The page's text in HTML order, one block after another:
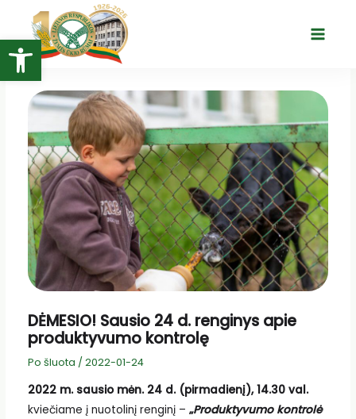
Open toolbar
turinio
Main
DĖMESIO! Sausio 24 d. renginys apie
produktyvumo kontrolę
Po šluota / 2022-01-24
2022 m. sausio mėn. 24 d. (pirmadienį), 14.30 val.
kviečiame į nuotolinį renginį – „Produktyvumo kontrolė